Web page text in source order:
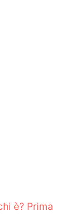
è? Prima